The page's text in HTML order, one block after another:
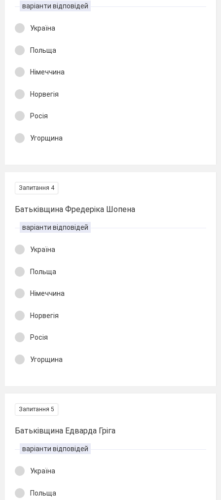
варіанти відповідей
Україна
Польща
Німеччина
Норвегія
Росія
Угорщина
Запитання 4
Батьківщина Фредеріка Шопена
варіанти відповідей
Україна
Польща
Німеччина
Норвегія
Росія
Угорщина
Запитання 5
Батьківщина Едварда Гріга
варіанти відповідей
Україна
Польща